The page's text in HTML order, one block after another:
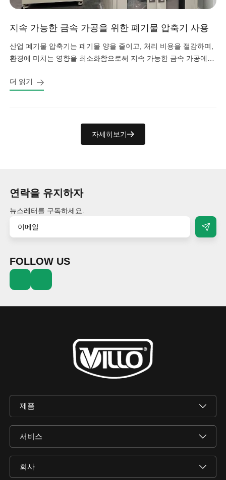
지속 가능한 금속 가공을 위한 폐기물 압축기 사용
산업 폐기물 압축기는 폐기물 양을 줄이고, 처리 비용을 절감하며,
환경에 미치는 영향을 최소화함으로써 지속 가능한 금속 가공에
더 읽기
자세히보기
연락을 유지하자
뉴스레터를 구독하세요.
FOLLOW US
제품
서비스
회사